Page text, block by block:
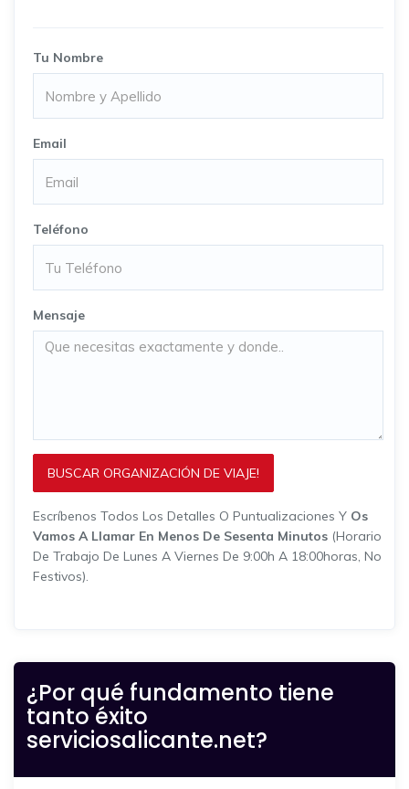
Tu Nombre
Email
Teléfono
Mensaje
BUSCAR ORGANIZACIÓN DE VIAJE!
Escríbenos Todos Los Detalles O Puntualizaciones Y Os
Vamos A Llamar En Menos De Sesenta Minutos (horario
De Trabajo De Lunes A Viernes De 9:00h A 18:00horas, No
Festivos).
¿Por qué fundamento tiene
tanto éxito
serviciosalicante.net?